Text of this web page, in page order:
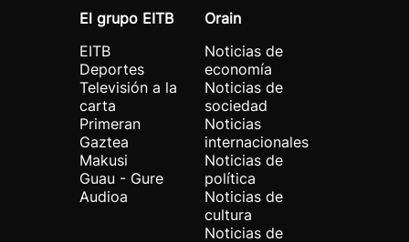
El grupo EITB
EITB
Deportes
Televisión a la
carta
Primeran
Gaztea
Makusi
Guau - Gure
Audioa
Orain
Noticias de
economía
Noticias de
sociedad
Noticias
internacionales
Noticias de
política
Noticias de
cultura
Noticias de